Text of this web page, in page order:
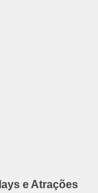
e Atrações